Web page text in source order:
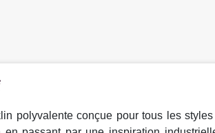
polyvalente conçue pour tous les